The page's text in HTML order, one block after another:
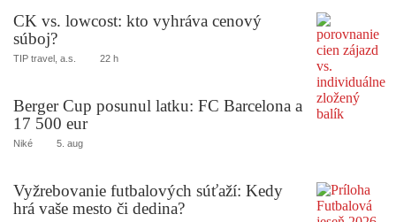
CK vs. lowcost: kto vyhráva cenový
súboj?
TIP travel, a.s. 22 h
Berger Cup posunul latku: FC Barcelona a
17 500 eur
Niké 5. aug
Vyžrebovanie futbalových súťaží: Kedy
hrá vaše mesto či dedina?